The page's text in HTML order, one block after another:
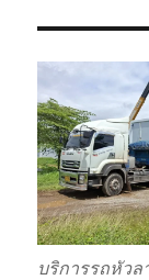
บริการรถหัวล